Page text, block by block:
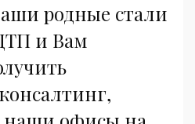
родные стали
и Вам